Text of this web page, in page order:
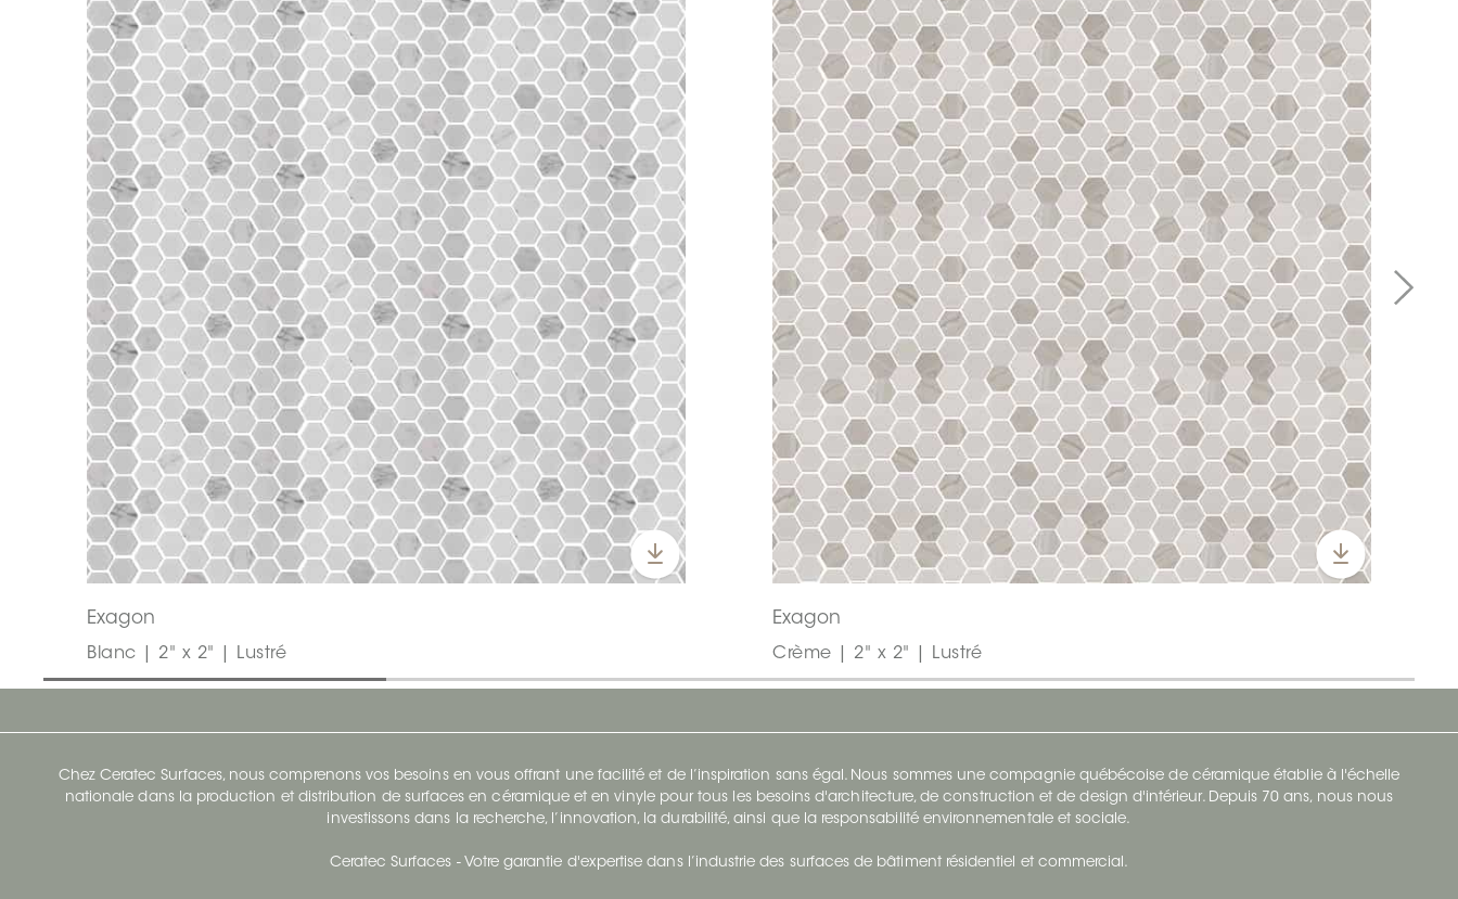
Exagon
Blanc | 2" x 2" | Lustré
Exagon
Crème | 2" x 2" | Lustré
Chez Ceratec Surfaces, nous comprenons vos besoins en vous offrant une facilité et de l’inspiration sans égal. Nous sommes une compagnie québécoise de céramique établie à l'échelle
nationale dans la production et distribution de surfaces en céramique et en vinyle pour tous les besoins d'architecture, de construction et de design d'intérieur. Depuis 70 ans, nous nous
investissons dans la recherche, l’innovation, la durabilité, ainsi que la responsabilité environnementale et sociale.
Ceratec Surfaces - Votre garantie d'expertise dans l’industrie des surfaces de bâtiment résidentiel et commercial.